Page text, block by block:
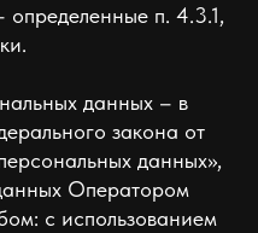
п. 4.3.1,
данных – в
закона от
данных»,
Оператором
с использованием